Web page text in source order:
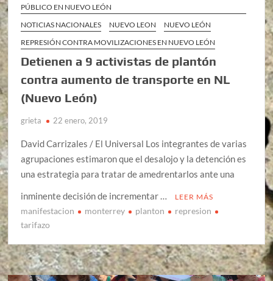
PÚBLICO EN NUEVO LEÓN
NOTICIAS NACIONALES
NUEVO LEON
NUEVO LEÓN
REPRESIÓN CONTRA MOVILIZACIONES EN NUEVO LEÓN
Detienen a 9 activistas de plantón
contra aumento de transporte en NL
(Nuevo León)
grieta 22 enero, 2019
David Carrizales / El Universal Los integrantes de varias
agrupaciones estimaron que el desalojo y la detención es
una estrategia para tratar de amedrentarlos ante una
inminente decisión de incrementar …
LEER MÁS
manifestacion monterrey planton
represion
tarifazo